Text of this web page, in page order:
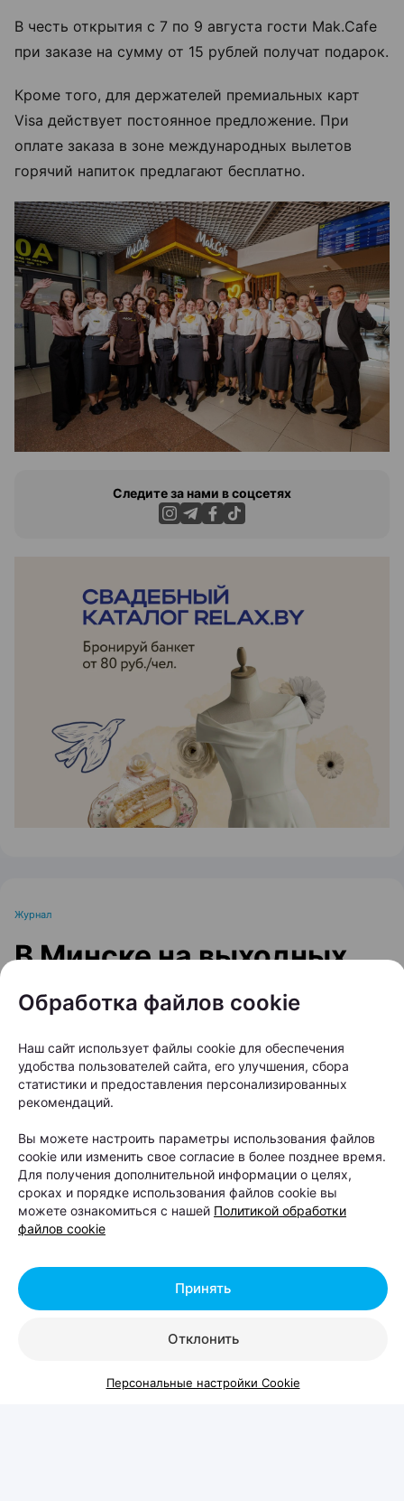
В честь открытия с 7 по 9 августа гости Mak.Cafe
при заказе на сумму от 15 рублей получат подарок.
Кроме того, для держателей премиальных карт
Visa действует постоянное предложение. При
оплате заказа в зоне международных вылетов
горячий напиток предлагают бесплатно.
Следите за нами в соцсетях
ЭФФЕКТИВНАЯ РЕКЛАМА НА САЙТЕ
Журнал
В Минске на выходных
пройдет большой
фестиваль для
любителей животных
Автор:relax.by, 07.08.2026
8 и 9 августа на берегу Цнянского водохранилища,
в парке Lakeside Park («Северный берег»),
состоится Pets Fest — крупный фестиваль,
посвященный владельцам собак, кошек и других
свободный.
Обработка файлов cookie
Наш сайт использует файлы cookie для обеспечения
удобства пользователей сайта, его улучшения, сбора
статистики и предоставления персонализированных
рекомендаций.
Вы можете настроить параметры использования файлов
cookie или изменить свое согласие в более позднее время.
Для получения дополнительной информации о целях,
сроках и порядке использования файлов cookie вы
можете ознакомиться с нашей Политикой обработки
файлов cookie
Отклонить
Принять
Персональные настройки Cookie